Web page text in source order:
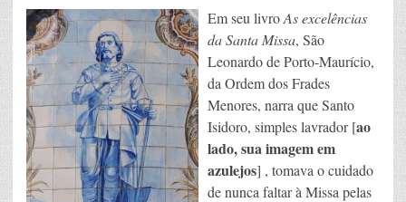
Em seu livroAs excelências
da Santa Missa, São
Leonardo de Porto-Maurício,
da Ordem dos Frades
Menores, narra que Santo
Isidoro, simples lavrador [ao
lado, sua imagem em
azulejos] , tomava o cuidado
de nunca faltar à Missa pelas